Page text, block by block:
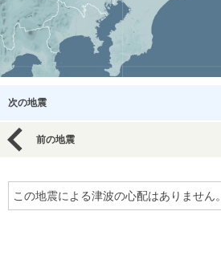
次の地震
前の地震
この地震による津波の心配はありません。